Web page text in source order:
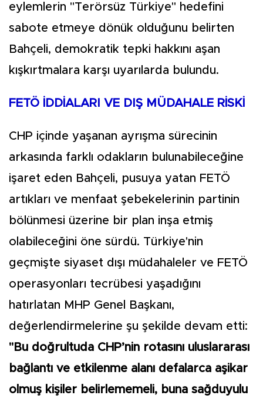
eylemlerin "Terörsüz Türkiye" hedefini
sabote etmeye dönük olduğunu belirten
Bahçeli, demokratik tepki hakkını aşan
kışkırtmalara karşı uyarılarda bulundu.
FETÖ İDDİALARI VE DIŞ MÜDAHALE RİSKİ
CHP içinde yaşanan ayrışma sürecinin
arkasında farklı odakların bulunabileceğine
işaret eden Bahçeli, pusuya yatan FETÖ
artıkları ve menfaat şebekelerinin partinin
bölünmesi üzerine bir plan inşa etmiş
olabileceğini öne sürdü. Türkiye'nin
geçmişte siyaset dışı müdahaleler ve FETÖ
operasyonları tecrübesi yaşadığını
hatırlatan MHP Genel Başkanı,
değerlendirmelerine şu şekilde devam etti:
"Bu doğrultuda CHP’nin rotasını uluslararası
bağlantı ve etkilenme alanı defalarca aşikar
olmuş kişiler belirlememeli, buna sağduyulu